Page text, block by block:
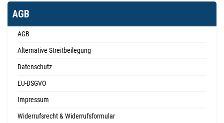
AGB
AGB
Alternative Streitbeilegung
Datenschutz
EU-DSGVO
Impressum
Widerrufsrecht & Widerrufsformular